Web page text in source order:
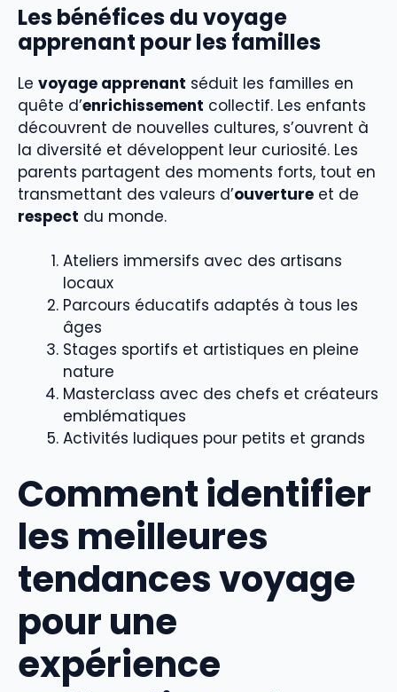
Les bénéfices du voyage
apprenant pour les familles
Le voyage apprenant séduit les familles en
quête d’enrichissement collectif. Les enfants
découvrent de nouvelles cultures, s’ouvrent à
la diversité et développent leur curiosité. Les
parents partagent des moments forts, tout en
transmettant des valeurs d’ouverture et de
respect du monde.
Ateliers immersifs avec des artisans
locaux
Parcours éducatifs adaptés à tous les
âges
Stages sportifs et artistiques en pleine
nature
Masterclass avec des chefs et créateurs
emblématiques
Activités ludiques pour petits et grands
Comment identifier
les meilleures
tendances voyage
pour une
expérience